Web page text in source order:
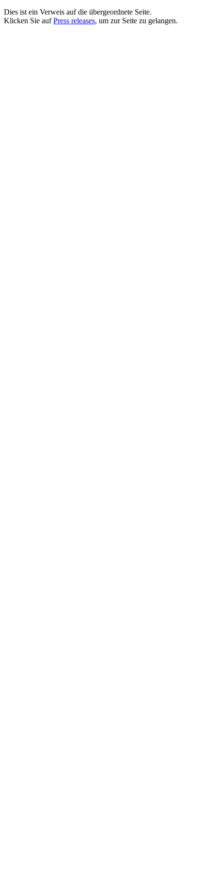
Dies ist ein Verweis auf die übergeordnete Seite.
Klicken Sie aufPress releases, um zur Seite zu gelangen.